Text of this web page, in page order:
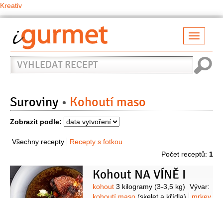
Kreativ
Vyhledat
recept
Suroviny Kohoutí maso
Zobrazit podle:
Všechny recepty
Recepty s fotkou
Počet receptů: 1
Kohout NA VÍNĚ I
Suroviny
kohout 3 kilogramy (3-3,5 kg)
Vývar: